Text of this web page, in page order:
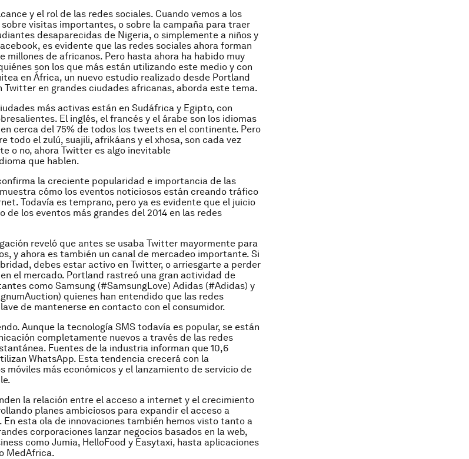
y el rol de las redes sociales. Cuando vemos a los
visitas importantes, o sobre la campaña para traer
desaparecidas de Nigeria, o simplemente a niños y
es evidente que las redes sociales ahora forman
millones de africanos. Pero hasta ahora ha habido muy
son los que más están utilizando este medio y con
en África, un nuevo estudio realizado desde Portland
Twitter en grandes ciudades africanas, aborda este tema.
más activas están en Sudáfrica y Egipto, con
El inglés, el francés y el árabe son los idiomas
cerca del 75% de todos los tweets en el continente. Pero
todo el zulú, suajili, afrikáans y el xhosa, son cada vez
o no, ahora Twitter es algo inevitable
que hablen.
la creciente popularidad e importancia de las
cómo los eventos noticiosos están creando tráfico
Todavía es temprano, pero ya es evidente que el juicio
de los eventos más grandes del 2014 en las redes
reveló que antes se usaba Twitter mayormente para
y ahora es también un canal de mercadeo importante. Si
debes estar activo en Twitter, o arriesgarte a perder
el mercado. Portland rastreó una gran actividad de
como Samsung (#SamsungLove) Adidas (#Adidas) y
quienes han entendido que las redes
de mantenerse en contacto con el consumidor.
Aunque la tecnología SMS todavía es popular, se están
completamente nuevos a través de las redes
Fuentes de la industria informan que 10,6
WhatsApp. Esta tendencia crecerá con la
móviles más económicos y el lanzamiento de servicio de
la relación entre el acceso a internet y el crecimiento
planes ambiciosos para expandir el acceso a
esta ola de innovaciones también hemos visto tanto a
corporaciones lanzar negocios basados en la web,
como Jumia, HelloFood y Easytaxi, hasta aplicaciones
MedAfrica.